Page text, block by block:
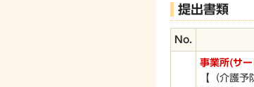
提出書類
No.
事業所(サー
【（介護